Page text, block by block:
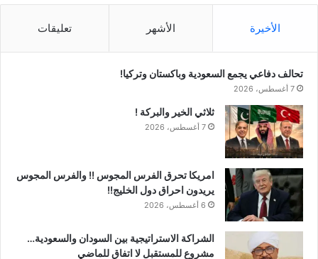
الأخيرة الأشهر تعليقات
تحالف دفاعي يجمع السعودية وباكستان وتركيا!
7 أغسطس، 2026
ثلاثي الخير والبركة !
7 أغسطس، 2026
امريكا تحرق الفرس المجوس !! والفرس المجوس
يريدون احراق دول الخليج!!
6 أغسطس، 2026
الشراكة الاستراتيجية بين السودان والسعودية…
مشروع للمستقبل لا اتفاق للماضي